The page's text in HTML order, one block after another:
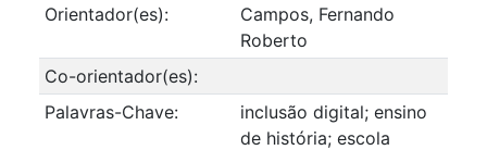
Orientador(es):
Campos, Fernando
Roberto
Co-orientador(es):
Palavras-Chave:
inclusão digital; ensino
de história; escola